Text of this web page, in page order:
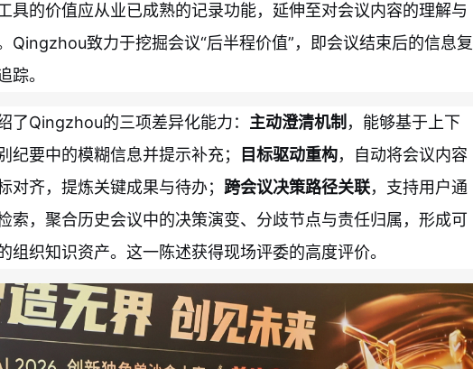
具的价值应从业已成熟的记录功能，延伸至对会议内容的理解与
Qingzhou致力于挖掘会议“后半程价值”，即会议结束后的信息复
踪。
了Qingzhou的三项差异化能力： 主动澄清机制 ，能够基于上下
纪要中的模糊信息并提示补充；
目标驱动重构，自动将会议内容
对齐，提炼关键成果与待办； 跨会议决策路径关联，支持用户通
索，聚合历史会议中的决策演变、分歧节点与责任归属，形成可
组织知识资产。这一陈述获得现场评委的高度评价。